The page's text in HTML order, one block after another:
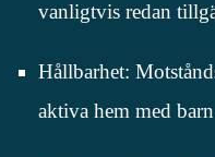
vanligtvis redan
Hållbarhet:
aktiva hem med